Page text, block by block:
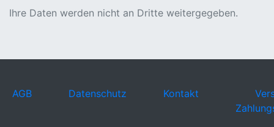
Ihre Daten werden nicht an Dritte weitergegeben.
AGB Datenschutz Kontakt